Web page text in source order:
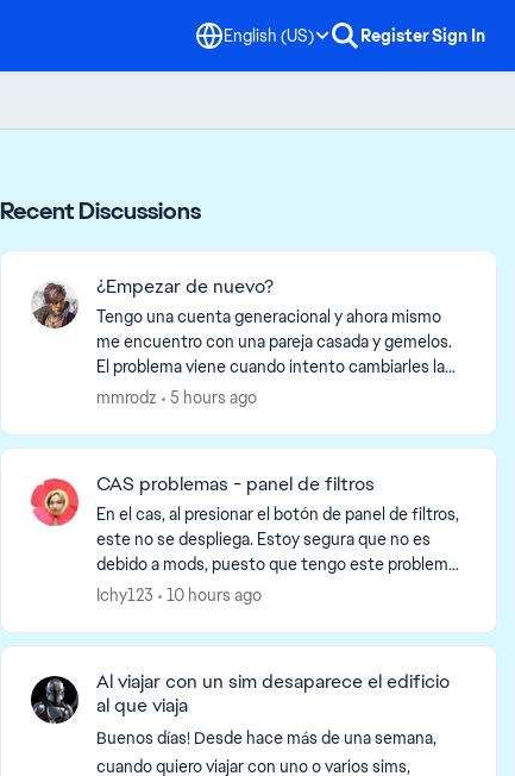
English (US) RegisterSign In
Recent Discussions
¿Empezar de nuevo?
Tengo una cuenta generacional y ahora mismo
me encuentro con una pareja casada y gemelos.
El problema viene cuando intento cambiarles la
ropa o algo, que al salir me dicen que acaban de
mmrodz 5 hours ago
CAS problemas - panel de filtros
En el cas, al presionar el botón de panel de filtros,
este no se despliega. Estoy segura que no es
debido a mods, puesto que tengo este problema
desde que reinstalé el juego la semana pasada. No
Ichy123 10 hours ago
Al viajar con un sim desaparece el edificio
al que viaja
Buenos días! Desde hace más de una semana,
cuando quiero viajar con uno o varios sims,